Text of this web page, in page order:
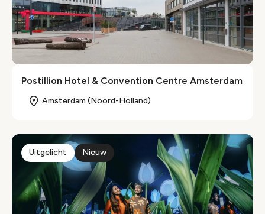
Postillion Hotel & Convention Centre Amsterdam
Amsterdam (Noord-Holland)
Uitgelicht Nieuw